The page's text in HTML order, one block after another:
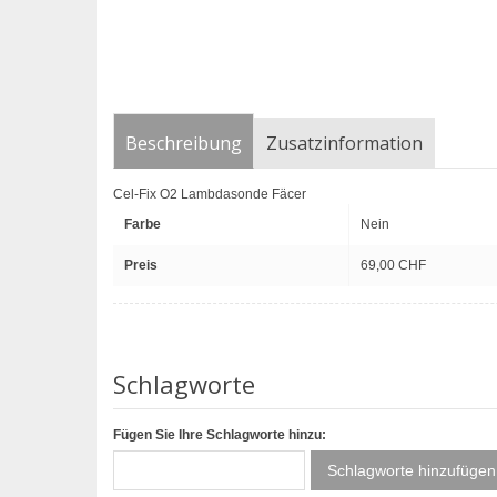
Beschreibung Zusatzinformation
Cel-Fix O2 Lambdasonde Fäcer
Farbe
Nein
Preis 69,00 CHF
Schlagworte
Fügen Sie Ihre Schlagworte hinzu:
Schlagworte hinzufügen